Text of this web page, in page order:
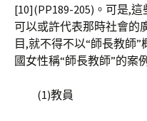
[10](PP189-205)。可是,
可以或許代表那時社會的
目,就不得不以“師長教師
國女性稱“師長教師”的案
(1)教員